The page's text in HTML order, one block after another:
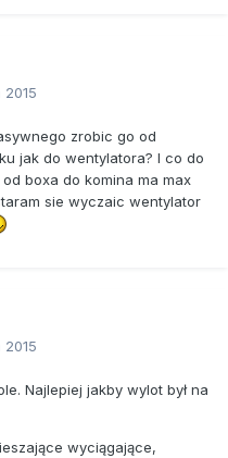
zrobic go od
jak do wentylatora? I co do
boxa do komina ma max
sie wyczaic wentylator
Najlepiej jakby wylot był na
wyciągające,